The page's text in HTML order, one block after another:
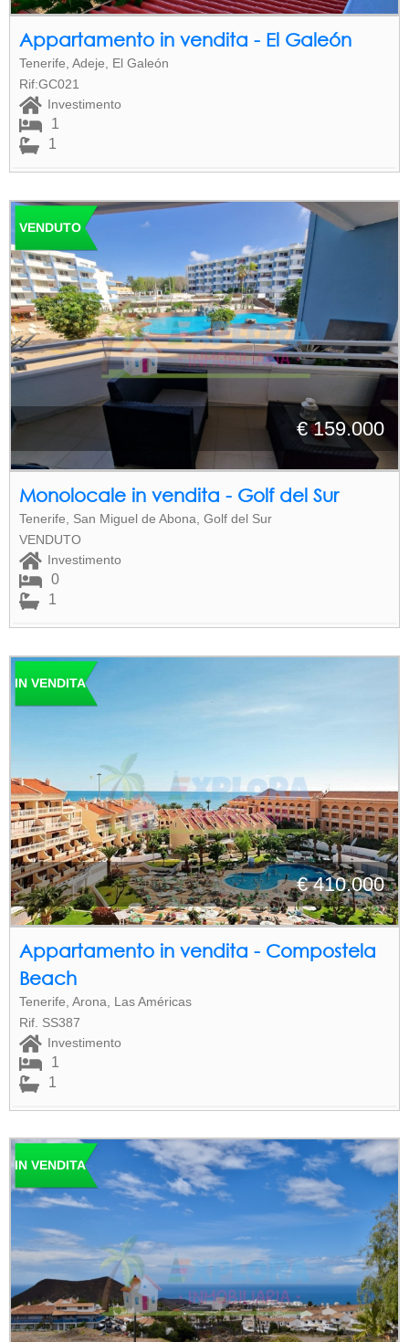
Appartamento in vendita - El Galeón
Tenerife, Adeje, El Galeón
Rif:GC021
Investimento
1
1
VENDUTO
€ 159.000
Monolocale in vendita - Golf del Sur
Tenerife, San Miguel de Abona, Golf del Sur
VENDUTO
Investimento
0
1
IN VENDITA
€ 410.000
Appartamento in vendita - Compostela
Beach
Tenerife, Arona, Las Américas
Rif. SS387
Investimento
1
1
IN VENDITA